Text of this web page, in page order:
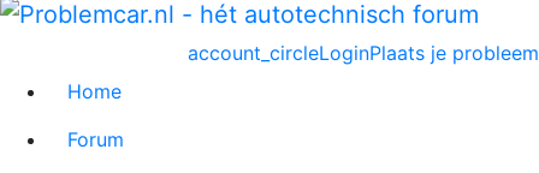
Plaats je probleem
account_circleLogin
Home
Forum